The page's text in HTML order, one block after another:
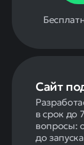
Сайт
в срок до
вопросы:
до